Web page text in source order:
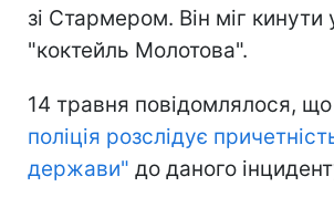
зі Стармером. Він міг кинути
"коктейль Молотова".
14 травня повідомлялося,
поліція розслідує
держави" до даного